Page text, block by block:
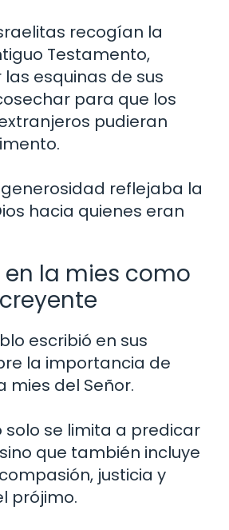
recogían la
Testamento,
esquinas de sus
para que los
pudieran
reflejaba la
hacia quienes eran
en la mies como
escribió en sus
la importancia de
mies del Señor.
solo se limita a predicar
que también incluye
justicia y
prójimo.